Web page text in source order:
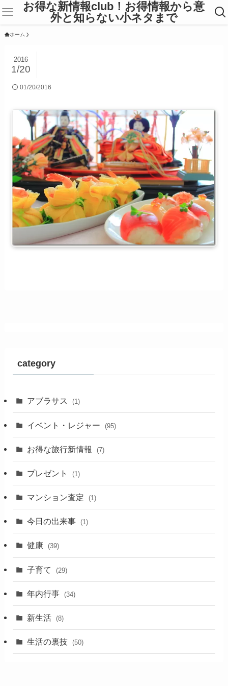
お得な新情報club！お得情報から意
外と知らない小ネタまで
ホーム
2016
1/20
01/20/2016
category
アブラサス (1)
イベント・レジャー (95)
お得な旅行新情報 (7)
プレゼント (1)
マンション査定 (1)
今日の出来事 (1)
健康 (39)
子育て (29)
年内行事 (34)
新生活 (8)
生活の裏技 (50)